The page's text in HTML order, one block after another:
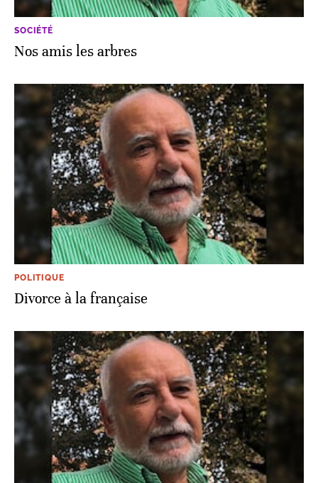
SOCIÉTÉ
Nos amis les arbres
POLITIQUE
Divorce à la française